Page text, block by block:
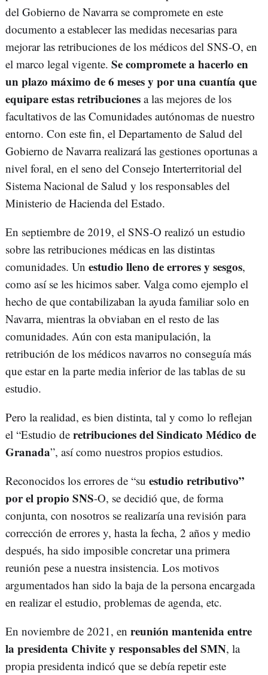
del Gobierno de Navarra se compromete en este
documento a establecer las medidas necesarias para
mejorar las retribuciones de los médicos del SNS-O, en
el marco legal vigente. Se compromete a hacerlo en
un plazo máximo de 6 meses y por una cuantía que
equipare estas retribuciones a las mejores de los
facultativos de las Comunidades autónomas de nuestro
entorno. Con este fin, el Departamento de Salud del
Gobierno de Navarra realizará las gestiones oportunas a
nivel foral, en el seno del Consejo Interterritorial del
Sistema Nacional de Salud y los responsables del
Ministerio de Hacienda del Estado.
En septiembre de 2019, el SNS-O realizó un estudio
sobre las retribuciones médicas en las distintas
comunidades. Un estudio lleno de errores y sesgos,
como así se les hicimos saber. Valga como ejemplo el
hecho de que contabilizaban la ayuda familiar solo en
Navarra, mientras la obviaban en el resto de las
comunidades. Aún con esta manipulación, la
retribución de los médicos navarros no conseguía más
que estar en la parte media inferior de las tablas de su
estudio.
Pero la realidad, es bien distinta, tal y como lo reflejan
el “Estudio de retribuciones del Sindicato Médico de
Granada”, así como nuestros propios estudios.
Reconocidos los errores de “su estudio retributivo”
por el propio SNS-O, se decidió que, de forma
conjunta, con nosotros se realizaría una revisión para
corrección de errores y, hasta la fecha, 2 años y medio
después, ha sido imposible concretar una primera
reunión pese a nuestra insistencia. Los motivos
argumentados han sido la baja de la persona encargada
en realizar el estudio, problemas de agenda, etc.
En noviembre de 2021, en reunión mantenida entre
la presidenta Chivite y responsables del SMN, la
propia presidenta indicó que se debía repetir este